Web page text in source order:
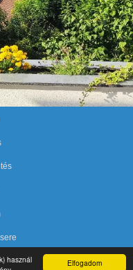
Elfogadom
használ